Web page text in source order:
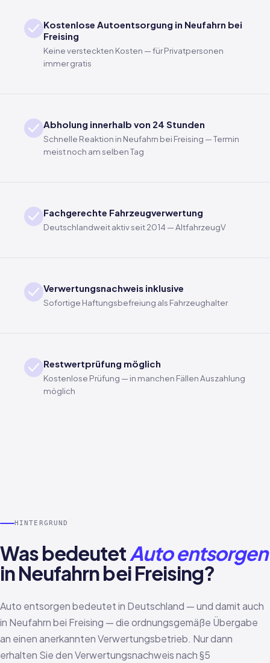
Kostenlose Autoentsorgung in Neufahrn bei
Freising
Keine versteckten Kosten — für Privatpersonen
immer gratis
Abholung innerhalb von 24 Stunden
Schnelle Reaktion in Neufahrn bei Freising — Termin
meist noch am selben Tag
Fachgerechte Fahrzeugverwertung
Deutschlandweit aktiv seit 2014 — AltfahrzeugV
Verwertungsnachweis inklusive
Sofortige Haftungsbefreiung als Fahrzeughalter
Restwertprüfung möglich
Kostenlose Prüfung — in manchen Fällen Auszahlung
möglich
HINTERGRUND
Was bedeutetAuto entsorgen
in Neufahrn bei Freising?
Auto entsorgen bedeutet in Deutschland — und damit auch
in Neufahrn bei Freising — die ordnungsgemäße Übergabe
an einen anerkannten Verwertungsbetrieb. Nur dann
erhalten Sie den Verwertungsnachweis nach §5